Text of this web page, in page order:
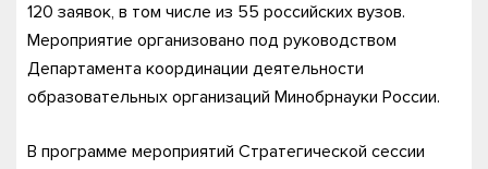
120 заявок, в том числе из 55 российских вузов.
Мероприятие организовано под руководством
Департамента координации деятельности
образовательных организаций Минобрнауки России.
В программе мероприятий Стратегической сессии